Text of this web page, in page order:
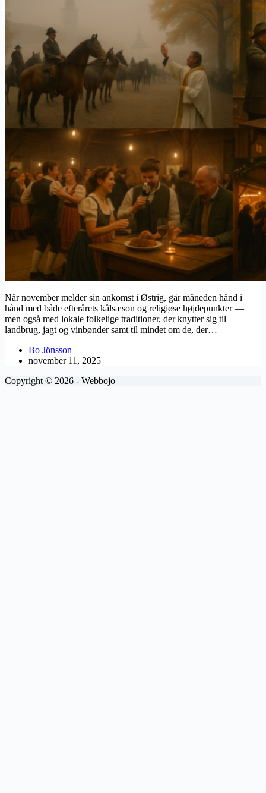
Når november melder sin ankomst i Østrig, går måneden hånd i
hånd med både efterårets kålsæson og religiøse højdepunkter —
men også med lokale folkelige traditioner, der knytter sig til
landbrug, jagt og vinbønder samt til mindet om de, der…
Bo Jönsson
november 11, 2025
Copyright © 2026 - Webbojo